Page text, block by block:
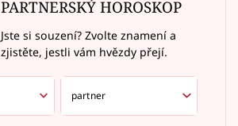
PARTNERSKÝ HOROSKOP
Jste si souzení? Zvolte znamení a
zjistěte, jestli vám hvězdy přejí.